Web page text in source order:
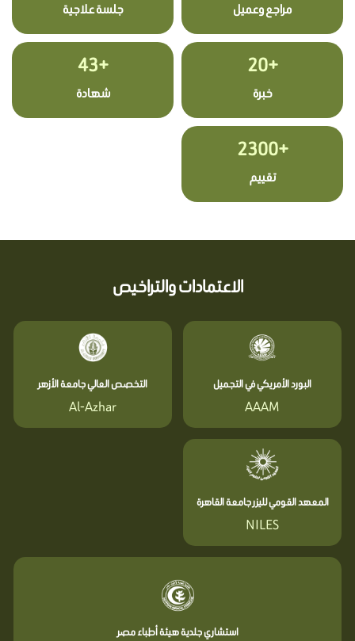
مراجع وعميل جلسة علاجية
+20
خبرة
+43
شهادة
+2300
تقييم
الاعتمادات والتراخيص
البورد الأمريكي في التجميل
AAAM
التخصص العالي جامعة الأزهر
Al-Azhar
المعهد القومي لليزر جامعة القاهرة
NILES
استشاري جلدية هيئة أطباء مصر